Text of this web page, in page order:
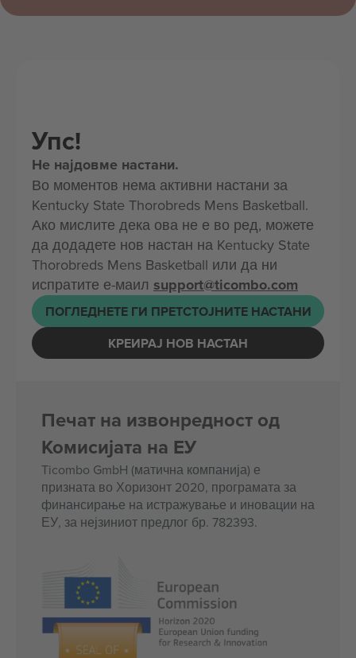
Упс!
Не најдовме настани.
Во моментов нема активни настани за
Kentucky State Thorobreds Mens Basketball.
Ако мислите дека ова не е во ред, можете
да додадете нов настан на Kentucky State
Thorobreds Mens Basketball или да ни
испратите е-маил support@ticombo.com
ПОГЛЕДНЕТЕ ГИ ПРЕТСТОЈНИТЕ НАСТАНИ
КРЕИРАЈ НОВ НАСТАН
Печат на извонредност од
Комисијата на ЕУ
Ticombo GmbH (матична компанија) е
призната во Хоризонт 2020, програмата за
финансирање на истражување и иновации на
ЕУ, за нејзиниот предлог бр. 782393.